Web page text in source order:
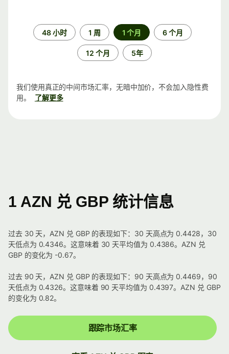
48 小时 1 周 1 个月 6 个月
12 个月 5年
我们使用真正的中间市场汇率，无暗中加价，不会加入隐性费
用。
了解更多
1 AZN 兑 GBP 统计信息
过去 30 天，AZN 兑 GBP 的表现如下：30 天高点为 0.4428，30
天低点为 0.4346。这意味着 30 天平均值为 0.4386。AZN 兑
GBP 的变化为 -0.67。
过去 90 天，AZN 兑 GBP 的表现如下：90 天高点为 0.4469，90
天低点为 0.4326。这意味着 90 天平均值为 0.4397。AZN 兑 GBP
的变化为 0.82。
跟踪市场汇率